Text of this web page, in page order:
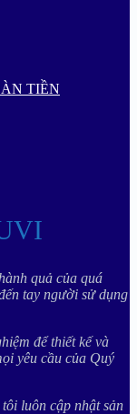
TIỀN
quả của quá
tay người sử dụng
để thiết kế và
yêu cầu của Quý
luôn cập nhật sản